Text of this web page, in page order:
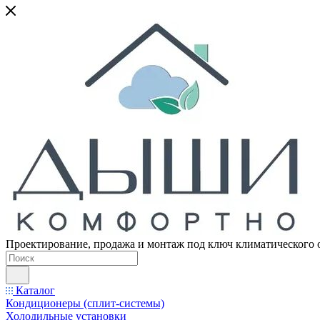
Проектирование, продажа и монтаж под ключ климатического
Каталог
Кондиционеры (сплит-системы)
Холодильные установки